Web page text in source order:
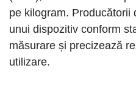
pe kilogram. Producătorii
unui dispozitiv conform
măsurare și precizează
utilizare.